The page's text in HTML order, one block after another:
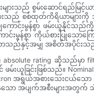
င်းများသည် စွမ်းဆောင်ရ
စစ်ထုတ်ကိရိယာများကို
န်စွာ ဖမ်းယူနိုင်သည်ကို တို
မွန်စွာ ကိုယ်စားပြုသောက
ာင်လာသည်နှင့်အမျှ အစိတ်အ
rating ဆိုသည်မှ
မ်းယူခြင်းဖြစ်သည်။
ရွယ်အစားသေးငယ်သော အမှု
းနေသော အပျက်အစီးမျာ